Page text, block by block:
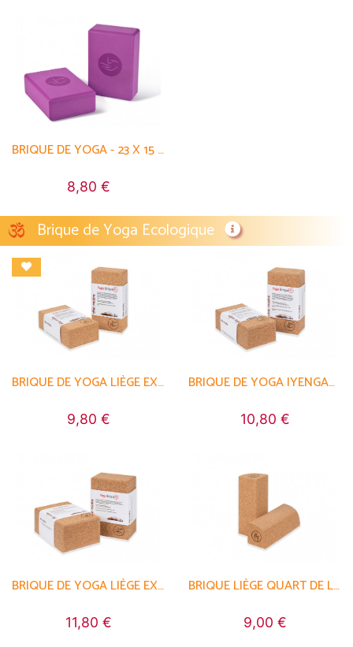
BRIQUE DE YOGA - 23 X 15 X 7.6 CM
8,80 €
Brique de Yoga Ecologique
BRIQUE DE YOGA LIÈGE EXTRA
9,80 €
BRIQUE DE YOGA IYENGAR LIÈGE
10,80 €
BRIQUE DE YOGA LIÈGE EXTRA XXL
11,80 €
BRIQUE LIÈGE QUART DE LUNE
9,00 €